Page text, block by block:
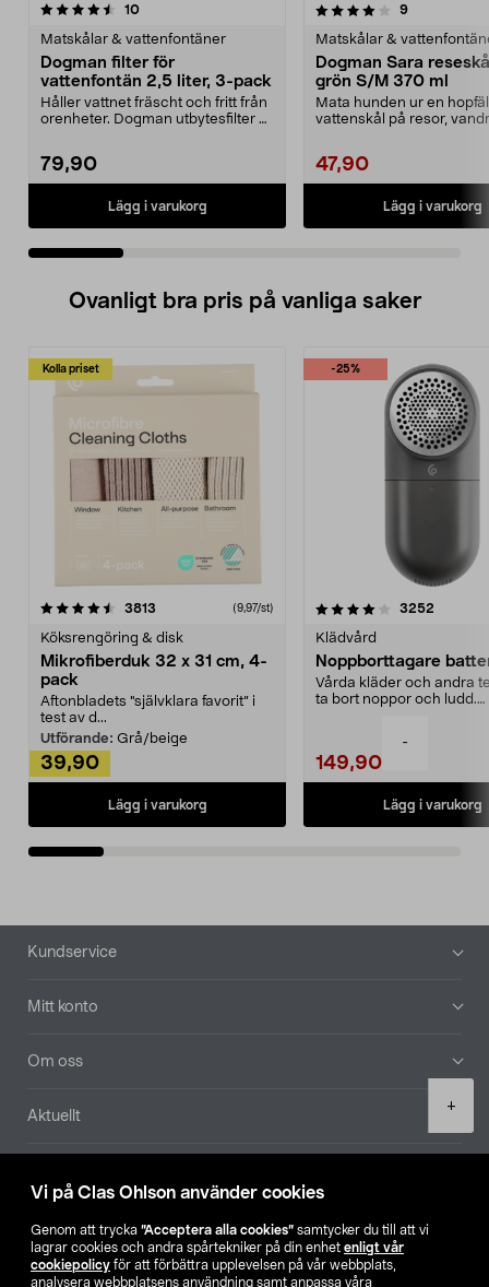
Vi på Clas Ohlson använder cookies
Genom att trycka ”Acceptera alla cookies” samtycker du till att vi
lagrar cookies och andra spårtekniker på din enhet enligt vår
cookiepolicy för att förbättra upplevelsen på vår webbplats,
analysera webbplatsens användning samt anpassa våra
-
+
10recensioner
Matskålar & vattenfontäner
Dogman filter för
vattenfontän 2,5 liter, 3-pack
Håller vattnet fräscht och fritt från
orenheter. Dogman utbytesfilter –
79,90
Lägg i varukorg
4.0 av 5 stjärnor 9recensioner
Matskålar &
Dogman Sara
grön S/M 370 ml
Mata hunden ur en
vattenskål på resor,
47,90
Lägg i varukorg
4.5 av 5 stjärnor
Ovanligt bra pris på vanliga saker
Kolla priset
3813 (9,97/st)
Köksrengöring & disk
Mikrofiberduk 32 x 31 cm, 4-
pack
Aftonbladets "självklara favorit” i
test av d...
Utförande: Grå/beige
39,90
Lägg i varukorg
-25%
4.0av 5 stjärnor 3252
Klädvård
Noppborttagare
Vårda kläder och andra
ta bort noppor och ludd.
149,90
Lägg i varukorg
4.5av 5 stjärnor
Sidfot
Kundservice
Mitt konto
Om oss
Aktuellt
Hitta butik
SE NO FI